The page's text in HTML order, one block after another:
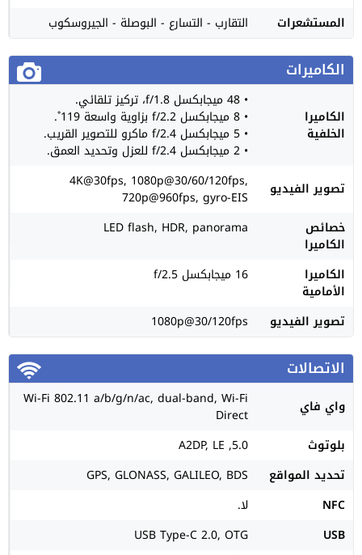
المستشعرات
التقارب - التسارع - البوصلة - الجيروسكوب
الكاميرات
الكاميرا
الخلفية
• 48 ميجابكسل f/1.8، تركيز تلقائي.
• 8 ميجابكسل f/2.2 بزاوية واسعة 119˚.
• 5 ميجابكسل f/2.4 ماكرو للتصوير القريب.
• 2 ميجابكسل f/2.4 للعزل وتحديد العمق.
تصوير الفيديو
4K@30fps, 1080p@30/60/120fps,
720p@960fps, gyro-EIS
خصائص
الكاميرا
LED flash, HDR, panorama
الكاميرا
الأمامية
16 ميجابكسل f/2.5
تصوير الفيديو 1080p@30/120fps
الاتصالات
واي فاي Wi-Fi 802.11 a/b/g/n/ac, dual-band, Wi-Fi
Direct
بلوتوث
5.0, A2DP, LE
تحديد المواقع
GPS, GLONASS, GALILEO, BDS
NFC
لا.
USB
USB Type-C 2.0, OTG